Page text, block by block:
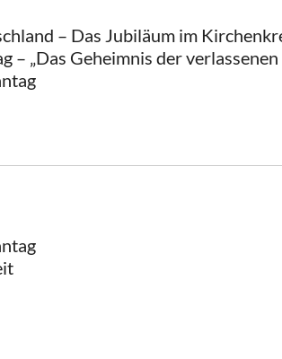
– Das Jubiläum im
– „Das Geheimnis der